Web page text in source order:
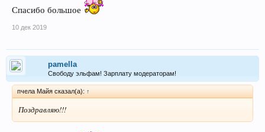
Спасибо большое
10 дек 2019
pamella
Свободу эльфам! Зарплату модераторам!
пчела Майя сказал(а): ↑
Поздравляю!!!